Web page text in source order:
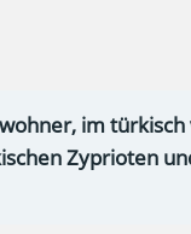
im
Zyprioten